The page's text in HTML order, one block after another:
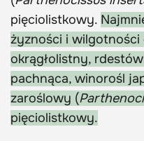
pięciolistkowy.
żyzności i wilgotności
okrągłolistny,
pachnąca, winorośl
zaroślowy (
pięciolistkowy.